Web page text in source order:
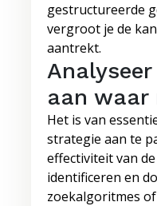
gestructureerde
vergroot je de
aantrekt.
aan waar
Het is van
strategie aan te
effectiviteit van
identificeren en
zoekalgoritmes